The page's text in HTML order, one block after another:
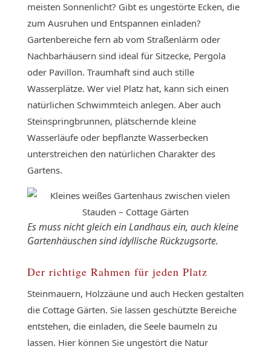
meisten Sonnenlicht? Gibt es ungestörte Ecken, die
zum Ausruhen und Entspannen einladen?
Gartenbereiche fern ab vom Straßenlärm oder
Nachbarhäusern sind ideal für Sitzecke, Pergola
oder Pavillon. Traumhaft sind auch stille
Wasserplätze. Wer viel Platz hat, kann sich einen
natürlichen Schwimmteich anlegen. Aber auch
Steinspringbrunnen, plätschernde kleine
Wasserläufe oder bepflanzte Wasserbecken
unterstreichen den natürlichen Charakter des
Gartens.
Es muss nicht gleich ein Landhaus ein, auch kleine
Gartenhäuschen sind idyllische Rückzugsorte.
Der richtige Rahmen für jeden Platz
Steinmauern, Holzzäune und auch Hecken gestalten
die Cottage Gärten. Sie lassen geschützte Bereiche
entstehen, die einladen, die Seele baumeln zu
lassen. Hier können Sie ungestört die Natur